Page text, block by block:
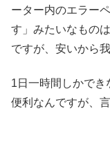
ーター内のエラー
す」みたいなもの
ですが、安いから
1日一時間しかでき
便利なんですが、